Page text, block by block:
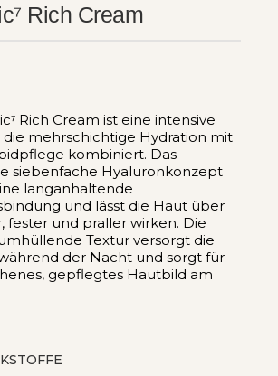
Rich Cream
Rich Cream ist eine intensive
mehrschichtige Hydration mit
kombiniert. Das
siebenfache Hyaluronkonzept
langanhaltende
und lässt die Haut über
fester und praller wirken. Die
Textur versorgt die
der Nacht und sorgt für
gepflegtes Hautbild am